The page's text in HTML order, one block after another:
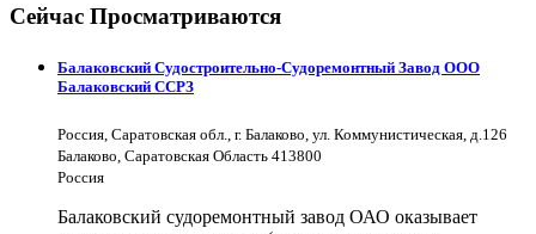
Сейчас Просматриваются
Балаковский Судостроительно-Судоремонтный Завод ООО
Балаковский ССРЗ
Россия, Саратовская обл., г. Балаково, ул. Коммунистическая, д.126
Балаково, Саратовская Область 413800
Россия
Балаковский судоремонтный завод ОАО оказывает